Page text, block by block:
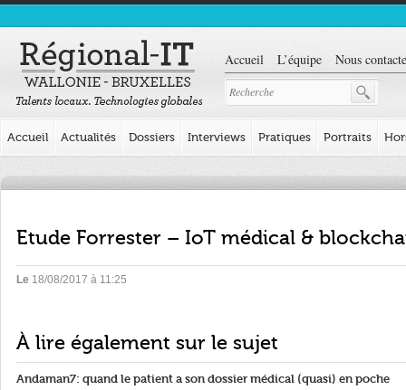
Accueil L’équipe Nous
Accueil Actualités Dossiers Interviews Pratiques Portraits
Etude Forrester – IoT médical &
Le 18/08/2017 à 11:25
À lire également sur le sujet
Andaman7: quand le patient a son dossier médical (quasi) en poche